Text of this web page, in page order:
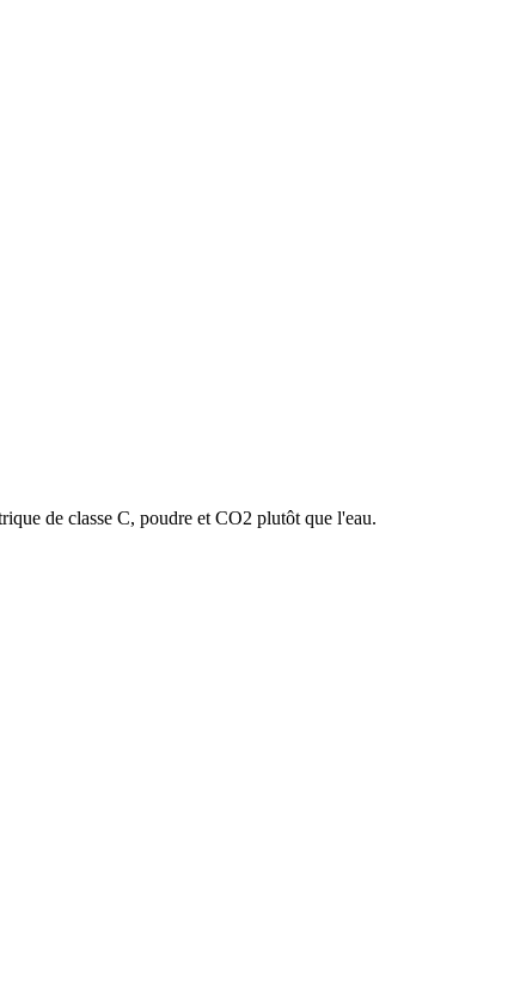
de classe C, poudre et CO2 plutôt que l'eau.